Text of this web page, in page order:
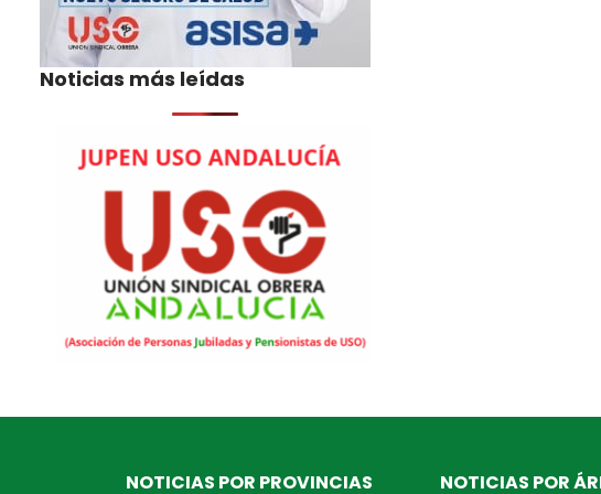
Noticias más leídas
NOTICIAS POR PROVINCIAS NOTICIAS POR